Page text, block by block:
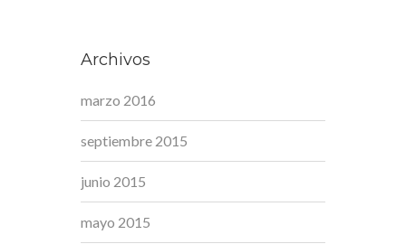
Archivos
marzo 2016
septiembre 2015
junio 2015
mayo 2015